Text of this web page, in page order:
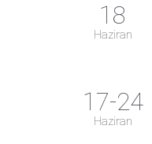
18
Haziran
17-24
Haziran